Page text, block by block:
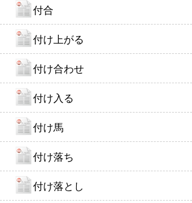
付合
付け上がる
付け合わせ
付け入る
付け馬
付け落ち
付け落とし